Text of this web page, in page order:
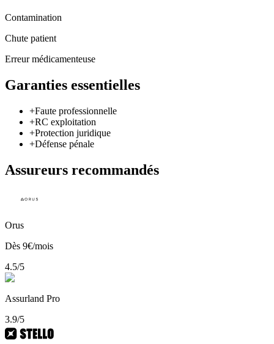
Contamination
Chute patient
Erreur médicamenteuse
Garanties essentielles
+Faute professionnelle
+RC exploitation
+Protection juridique
+Défense pénale
Assureurs recommandés
Orus
Dès 9€/mois
4.5/5
Assurland Pro
3.9/5